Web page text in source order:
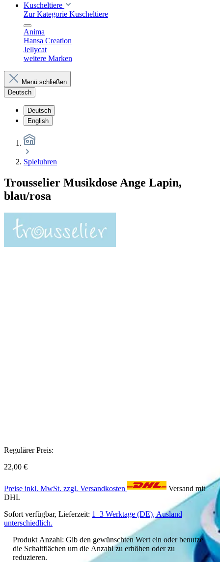
Kuscheltiere
Zur Kategorie Kuscheltiere
Anima
Hansa Creation
Jellycat
weitere Marken
Menü schließen
Deutsch
Deutsch
English
Spieluhren
Trousselier Musikdose Ange Lapin,
blau/rosa
Regulärer Preis:
22,00 €
Preise inkl. MwSt. zzgl. Versandkosten
Versand mit
DHL
Sofort verfügbar, Lieferzeit: 1–3 Werktage (DE), Ausland
unterschiedlich.
Produkt Anzahl: Gib den gewünschten Wert ein oder benutze
die Schaltflächen um die Anzahl zu erhöhen oder zu
reduzieren.